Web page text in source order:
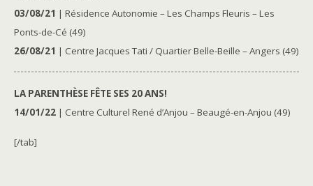
03/08/21 | Résidence Autonomie – Les Champs Fleuris – Les
Ponts-de-Cé (49)
26/08/21 | Centre Jacques Tati / Quartier Belle-Beille – Angers (49)
LA PARENTHÈSE FÊTE SES 20 ANS!
14/01/22 | Centre Culturel René d’Anjou – Beaugé-en-Anjou (49)
[/tab]